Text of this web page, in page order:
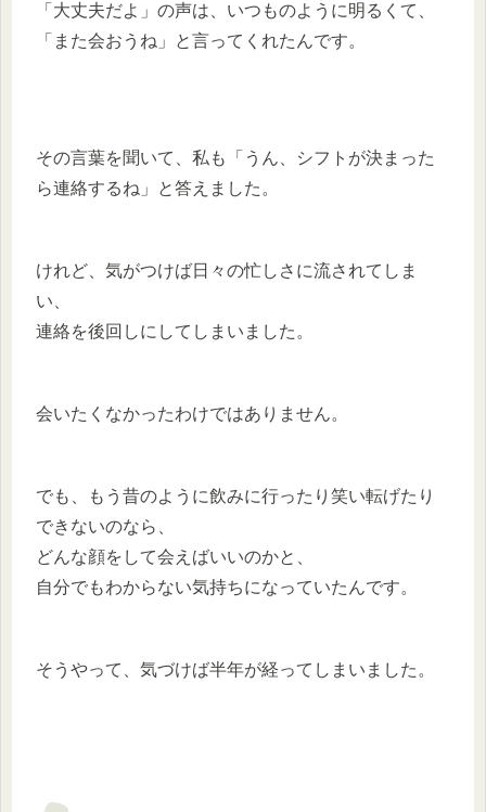
「大丈夫だよ」の声は、いつものように明るくて、
「また会おうね」と言ってくれたんです。
その言葉を聞いて、私も「うん、シフトが決まった
ら連絡するね」と答えました。
けれど、気がつけば日々の忙しさに流されてしま
い、
連絡を後回しにしてしまいました。
会いたくなかったわけではありません。
でも、もう昔のように飲みに行ったり笑い転げたり
できないのなら、
どんな顔をして会えばいいのかと、
自分でもわからない気持ちになっていたんです。
そうやって、気づけば半年が経ってしまいました。